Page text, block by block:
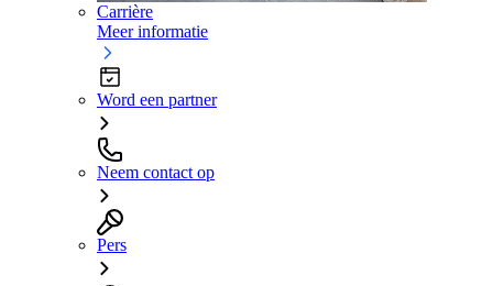
Carrière
Meer informatie
Word een partner
Neem contact op
Pers